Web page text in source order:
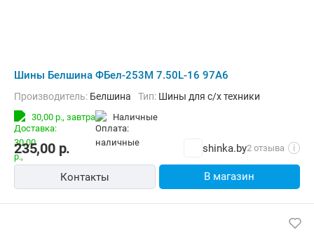
Шины Белшина ФБел-253M 7.50L-16 97A6
Производитель: Белшина Тип: Шины для с/х техники
30,00 р., завтра наличные
235,00р. shinka.by2 отзыва i
Контакты В магазин